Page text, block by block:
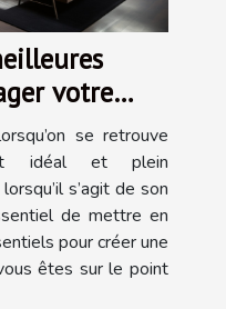
votre
se retrouve
idéal et plein
s’agit de son
de mettre en
pour créer une
êtes sur le point